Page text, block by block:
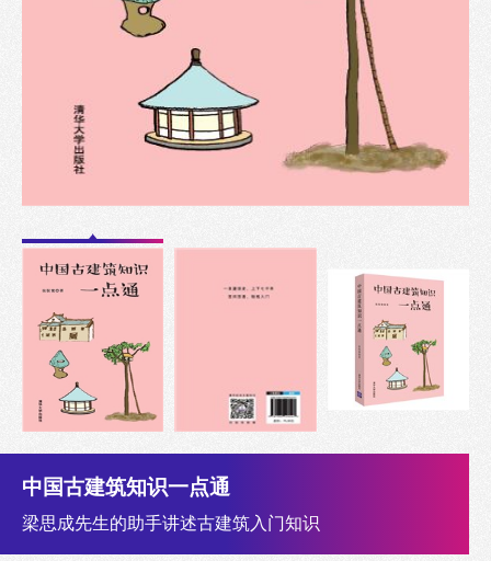
中国古建筑知识一点通
梁思成先生的助手讲述古建筑入门知识